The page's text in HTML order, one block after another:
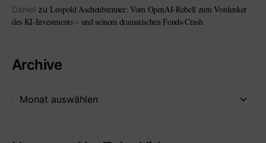
Daniel zu Leopold Aschenbrenner: Vom OpenAI-Rebell zum Vordenker
des KI-Investments – und seinem dramatischen Fonds-Crash
Archive